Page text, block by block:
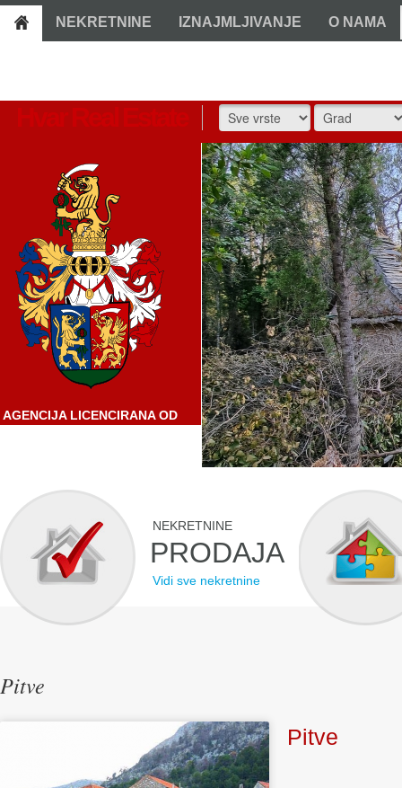
NEKRETNINE IZNAJMLJIVANJE O NAMA
AGENCIJA LICENCIRANA OD
STRANE HRVATSKE
NEKRETNINE
PRODAJA
Vidi sve nekretnine
Pitve
Pitve